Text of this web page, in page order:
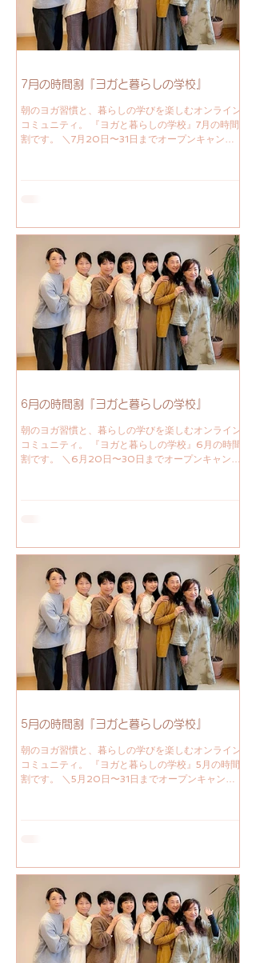
カラダを見つめる時間 ヨガ時間 ヨガで整える新し
い習慣を取り入れてみませんか？ いつでも入学歓
迎です！ 続けることで、無理なく心身を整え、暮
らしを大切にすることが日常の一部となっていくの
と体を整え
7月の時間割『ヨガと暮らしの学校』
朝のヨガ習慣と、暮らしの学びを楽しむオンライン
コミュニティ。 『ヨガと暮らしの学校』7月の時間
割です。 ＼7月20日〜31日までオープンキャンパ
験しにきてください。 朝のヨガ習慣と、暮らしの
学びを楽しむ大人のための学校。 いつでも始めら
れて、自分のペースで続けられ、仲間と共に育むア
ットホームなオンラインヨガコミュニティ。 暮ら
しの中の 自分のための時間 ココロとカラダを見つ
める時間 ヨガ時間 ヨガで整える新しい習慣を取り
入れてみませんか？ いつでも入学歓迎です！ 続け
ることで、無理なく心身を整え、暮らしを大切にす
ることが日常の一部となっていくのを体験できるで
しょう。 『ヨガを習慣にする』 心と体を整えては
じめる新しい一日。 朝のヨガと呼吸法で、自分を
ぶ』 ヨガやアーユルヴェーダ
6月の時間割『ヨガと暮らしの学校』
朝のヨガ習慣と、暮らしの学びを楽しむオンライン
コミュニティ。 『ヨガと暮らしの学校』6月の時間
割です。 ＼6月20日〜30日までオープンキャンパ
と呼吸に向き合う時間。 そこから生まれる気づ
き。 いつでもみなさんに寄り添えるところであれ
ますように✨ 朝のヨガ習慣と、暮らしの学びを楽し
む大人のための学校。 いつでも始められて、自分
のペースで続けられ、仲間と共に育むアットホーム
なオンラインヨガコミュニティ。 暮らしの中の 自
分のための時間 ココロとカラダを見つめる時間 ヨ
ガ時間 ヨガで整える新しい習慣を取り入れてみま
せんか？ いつでも入学歓迎です！ 続けることで、
無理なく心身を整え、暮らしを大切にすることが日
常の一部となっていくのを体験できるでしょう。
しい一日。...
5月の時間割『ヨガと暮らしの学校』
朝のヨガ習慣と、暮らしの学びを楽しむオンライン
コミュニティ。 『ヨガと暮らしの学校』5月の時間
割です。 ＼5月20日〜31日までオープンキャンパ
ごしたい時期でもありますね。 学校側もよりよい
スクールライフのために試行錯誤しながら取り組ん
でいきますので、ご意見などあれば、また聞かせて
ください！ 朝のヨガ習慣と、暮らしの学びを楽し
む大人のための学校。 いつでも始められて、自分
のペースで続けられ、仲間と共に育むアットホーム
なオンラインヨガコミュニティ。 暮らしの中の 自